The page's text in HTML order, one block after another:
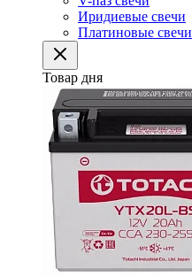
Иридиевые свечи
Платиновые свечи
Товар дня